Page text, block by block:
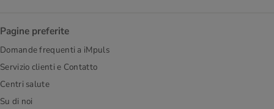
Pagine preferite
Domande frequenti a iMpuls
Servizio clienti e Contatto
Centri salute
Su di noi